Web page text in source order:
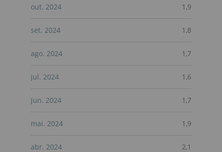
out. 2024 1,9
set. 2024 1,8
ago. 2024 1,7
jul. 2024 1,6
jun. 2024 1,7
mai. 2024 1,9
abr. 2024 2,1